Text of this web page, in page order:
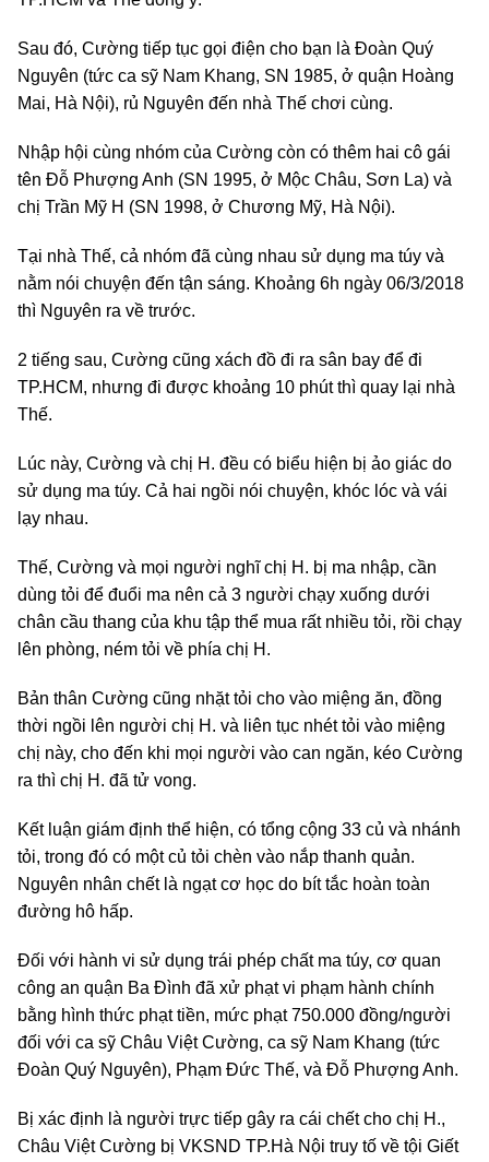
Sau đó, Cường tiếp tục gọi điện cho bạn là Đoàn Quý
Nguyên (tức ca sỹ Nam Khang, SN 1985, ở quận Hoàng
Mai, Hà Nội), rủ Nguyên đến nhà Thế chơi cùng.
Nhập hội cùng nhóm của Cường còn có thêm hai cô gái
tên Đỗ Phượng Anh (SN 1995, ở Mộc Châu, Sơn La) và
chị Trần Mỹ H (SN 1998, ở Chương Mỹ, Hà Nội).
Tại nhà Thế, cả nhóm đã cùng nhau sử dụng ma túy và
nằm nói chuyện đến tận sáng. Khoảng 6h ngày 06/3/2018
thì Nguyên ra về trước.
2 tiếng sau, Cường cũng xách đồ đi ra sân bay để đi
TP.HCM, nhưng đi được khoảng 10 phút thì quay lại nhà
Thế.
Lúc này, Cường và chị H. đều có biểu hiện bị ảo giác do
sử dụng ma túy. Cả hai ngồi nói chuyện, khóc lóc và vái
lạy nhau.
Thế, Cường và mọi người nghĩ chị H. bị ma nhập, cần
dùng tỏi để đuổi ma nên cả 3 người chạy xuống dưới
chân cầu thang của khu tập thể mua rất nhiều tỏi, rồi chạy
lên phòng, ném tỏi về phía chị H.
Bản thân Cường cũng nhặt tỏi cho vào miệng ăn, đồng
thời ngồi lên người chị H. và liên tục nhét tỏi vào miệng
chị này, cho đến khi mọi người vào can ngăn, kéo Cường
ra thì chị H. đã tử vong.
Kết luận giám định thể hiện, có tổng cộng 33 củ và nhánh
tỏi, trong đó có một củ tỏi chèn vào nắp thanh quản.
Nguyên nhân chết là ngạt cơ học do bít tắc hoàn toàn
đường hô hấp.
Đối với hành vi sử dụng trái phép chất ma túy, cơ quan
công an quận Ba Đình đã xử phạt vi phạm hành chính
bằng hình thức phạt tiền, mức phạt 750.000 đồng/người
đối với ca sỹ Châu Việt Cường, ca sỹ Nam Khang (tức
Đoàn Quý Nguyên), Phạm Đức Thế, và Đỗ Phượng Anh.
Bị xác định là người trực tiếp gây ra cái chết cho chị H.,
Châu Việt Cường bị VKSND TP.Hà Nội truy tố về tội Giết